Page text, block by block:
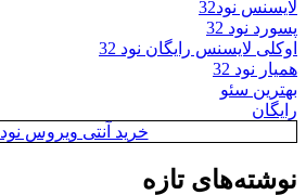
لایسنس نود32
پسورد نود 32
اوکلی لایسنس رایگان نود 32
همیار نود 32
بهترین سئو
رایگان
خرید آنتی ویروس نود 32
نوشته‌های تازه